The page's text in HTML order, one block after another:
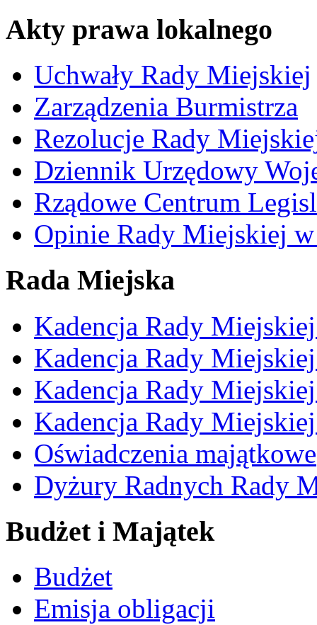
Akty prawa lokalnego
Uchwały Rady Miejskiej
Zarządzenia Burmistrza
Rezolucje Rady
Dziennik Urzędowy
Rządowe Centrum
Opinie Rady Miejskiej w
Rada Miejska
Kadencja Rady
Kadencja Rady
Kadencja Rady
Kadencja Rady
Oświadczenia majątkowe
Dyżury Radnych Rady
Budżet i Majątek
Budżet
Emisja obligacji